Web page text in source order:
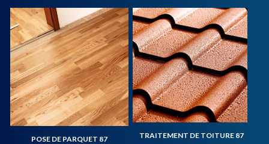
POSE DE PARQUET 87 TRAITEMENT DE TOITURE 87